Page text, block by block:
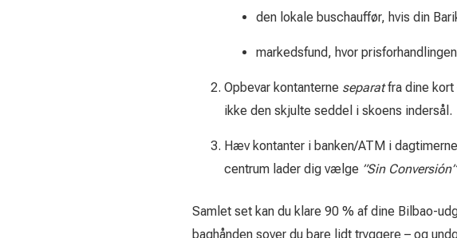
den lokale buschauffør, hvis din
markedsfund, hvor
Opbevar kontanterne separatfra dine kort
ikke den skjulte seddel i skoens indersål.
Hæv kontanter i banken/ATM i
centrum lader dig vælge ”Sin Conversión”
Samlet set kan du klare 90 % af dine Bilbao-
baghånden sover du bare lidt tryggere – og